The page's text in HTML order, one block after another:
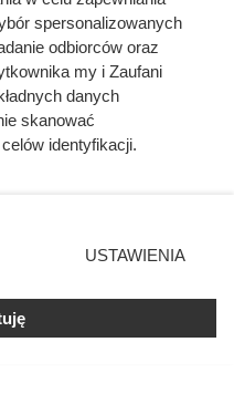
spersonalizowanych
odbiorców oraz
my i Zaufani
danych
skanować
identyfikacji.
ustawień prywatności
rogu strony. Niektóre
się takiemu
miały zastosowania tylko
USTAWIENIA